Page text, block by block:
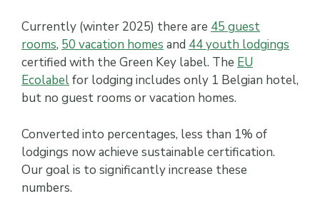
Currently (winter 2025) there are 45 guest
rooms, 50 vacation homes and 44 youth lodgings
certified with the Green Key label. The EU
Ecolabelfor lodging includes only 1 Belgian hotel,
but no guest rooms or vacation homes.
Converted into percentages, less than 1% of
lodgings now achieve sustainable certification.
Our goal is to significantly increase these
numbers.